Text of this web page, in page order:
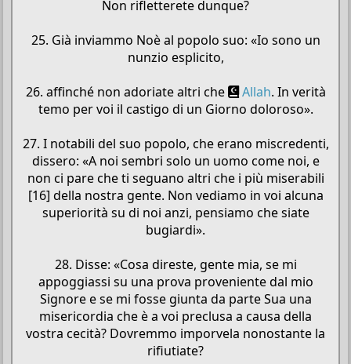
Non rifletterete dunque?
25. Già inviammo Noè al popolo suo: «Io sono un
nunzio esplicito,
26. affinché non adoriate altri che
Allah. In verità
temo per voi il castigo di un Giorno doloroso».
27. I notabili del suo popolo, che erano miscredenti,
dissero: «A noi sembri solo un uomo come noi, e
non ci pare che ti seguano altri che i più miserabili
[16] della nostra gente. Non vediamo in voi alcuna
superiorità su di noi anzi, pensiamo che siate
bugiardi».
28. Disse: «Cosa direste, gente mia, se mi
appoggiassi su una prova proveniente dal mio
Signore e se mi fosse giunta da parte Sua una
misericordia che è a voi preclusa a causa della
vostra cecità? Dovremmo imporvela nonostante la
rifiutiate?